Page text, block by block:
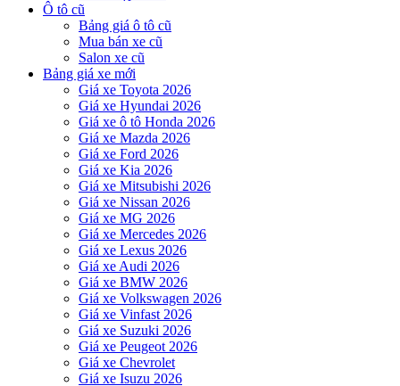
Ô tô cũ
Bảng giá ô tô cũ
Mua bán xe cũ
Salon xe cũ
Bảng giá xe mới
Giá xe Toyota 2026
Giá xe Hyundai 2026
Giá xe ô tô Honda 2026
Giá xe Mazda 2026
Giá xe Ford 2026
Giá xe Kia 2026
Giá xe Mitsubishi 2026
Giá xe Nissan 2026
Giá xe MG 2026
Giá xe Mercedes 2026
Giá xe Lexus 2026
Giá xe Audi 2026
Giá xe BMW 2026
Giá xe Volkswagen 2026
Giá xe Vinfast 2026
Giá xe Suzuki 2026
Giá xe Peugeot 2026
Giá xe Chevrolet
Giá xe Isuzu 2026